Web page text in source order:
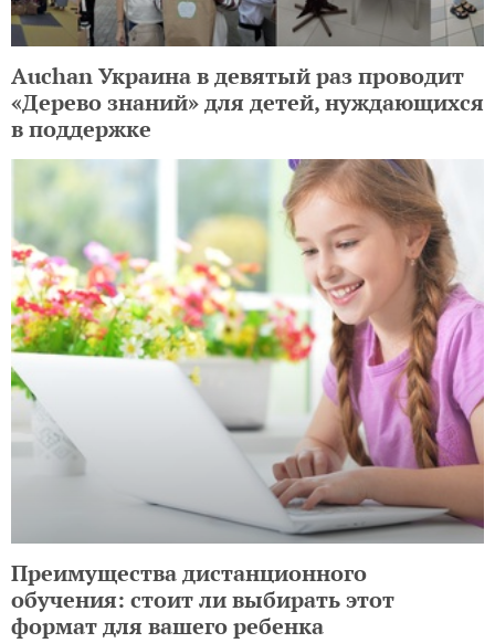
Auchan Украина в девятый раз проводит
«Дерево знаний» для детей, нуждающихся
в поддержке
Преимущества дистанционного
обучения: стоит ли выбирать этот
формат для вашего ребенка